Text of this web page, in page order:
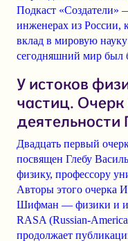
Подкаст «Создатели»
инженерах из России,
вклад в мировую
сегодняшний мир был
У истоков
частиц.
деятельности
Двадцать первый
посвящен Глебу
физику, профессору
Авторы этого очерка
Шифман — физики и
RASA (Russian-
продолжает